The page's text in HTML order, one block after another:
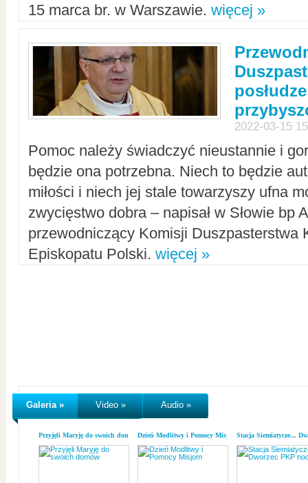
15 marca br. w Warszawie. więcej »
2022-03-15
Pomoc należy świadczyć nieustannie i
będzie ona potrzebna. Niech to będzie
miłości i niech jej stale towarzyszy ufna
zwycięstwo dobra – napisał w Słowie bp
przewodniczący Komisji Duszpasterstwa
Episkopatu Polski. więcej »
Galeria » Video » Audio »
Przyjęli Maryję do swoich domówDzień Modlitwy i Pomocy MisjomStacja Siemiatycze...